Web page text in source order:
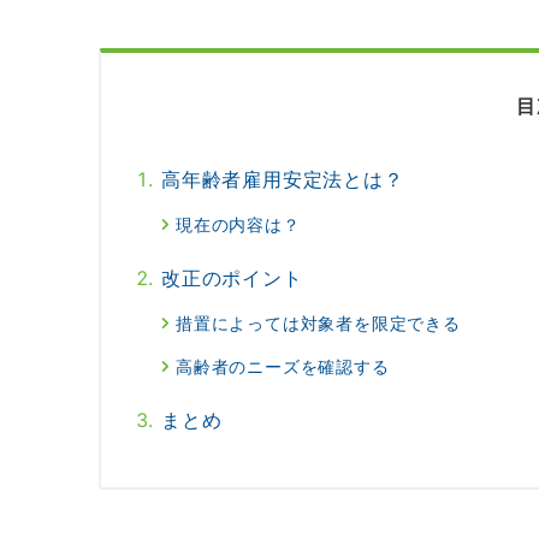
高年齢者雇用安定法とは？
現在の内容は？
改正のポイント
措置によっては対象者を限定できる
高齢者のニーズを確認する
まとめ